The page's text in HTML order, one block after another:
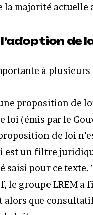
la majorité
de
à
proposition de
loi (émis par le
de loi
est un filtre
saisi pour ce
le groupe LREM a
alors que